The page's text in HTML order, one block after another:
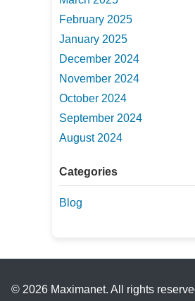
February 2025
January 2025
December 2024
November 2024
October 2024
September 2024
August 2024
Categories
Blog
© 2026 Maximanet. All rights